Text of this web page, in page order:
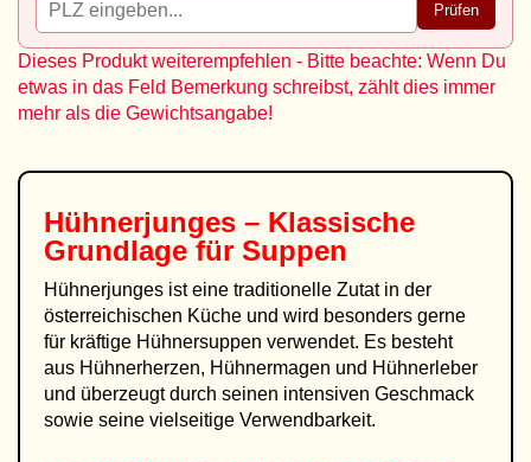
Prüfen
Dieses Produkt weiterempfehlen - Bitte beachte: Wenn Du
etwas in das Feld Bemerkung schreibst, zählt dies immer
mehr als die Gewichtsangabe!
Hühnerjunges – Klassische
Grundlage für Suppen
Hühnerjunges ist eine traditionelle Zutat in der
österreichischen Küche und wird besonders gerne
für kräftige Hühnersuppen verwendet. Es besteht
aus Hühnerherzen, Hühnermagen und Hühnerleber
und überzeugt durch seinen intensiven Geschmack
sowie seine vielseitige Verwendbarkeit.